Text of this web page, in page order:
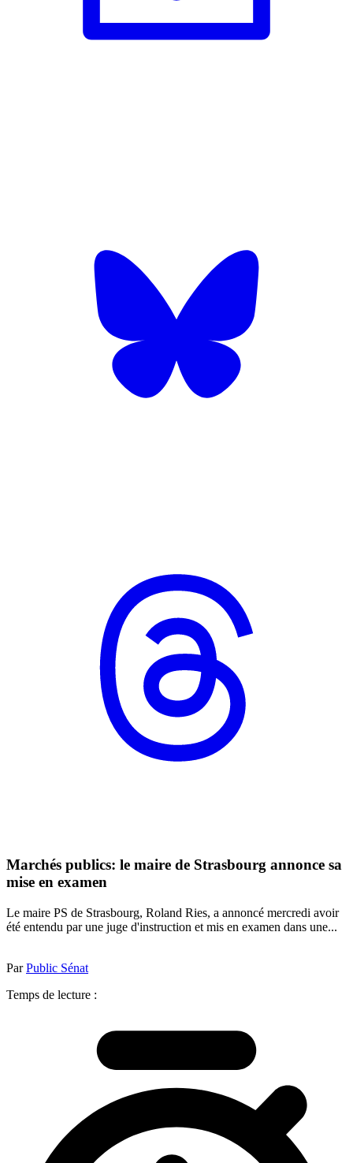
Marchés publics: le maire de Strasbourg annonce sa
mise en examen
Le maire PS de Strasbourg, Roland Ries, a annoncé mercredi avoir
été entendu par une juge d'instruction et mis en examen dans une...
ParPublic Sénat
Temps de lecture :